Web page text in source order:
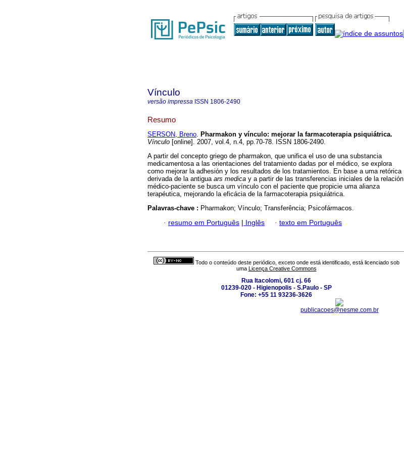
Vínculo
versão impressa ISSN 1806-2490
Resumo
SERSON, Breno. Pharmakon y vínculo: mejorar la farmacoterapia psiquiátrica.
Vínculo [online]. 2007, vol.4, n.4, pp.70-78. ISSN 1806-2490.
A partir del concepto griego de pharmakon, que unifica el uso de una substancia
medicamentosa a las orientaciones del tratamiento dadas por el médico, se explora
como mejorar la adhesión y los resultados de los tratamientos. En base a uma retórica
derivada de la antigua ars medica y a partir de las transferencias iniciales de la relación
médico-paciente se busca um vínculo con el paciente que propicie uma alianza
terapéutica, mejorando la eficácia de la farmacoterapia psiquiátrica.
Palavras-chave : Pharmakon; Vínculo; Transferência; Psicofármacos.
· resumo em Português | Inglês · texto em Português
Todo o conteúdo deste periódico, exceto onde está identificado, está licenciado sob
uma Licença Creative Commons
Rua Itacolomi, 601 cj. 66
01239-020 - Higienopolis - S.Paulo - SP
Fone: +55 11 93236-3626
publicacoes@nesme.com.br